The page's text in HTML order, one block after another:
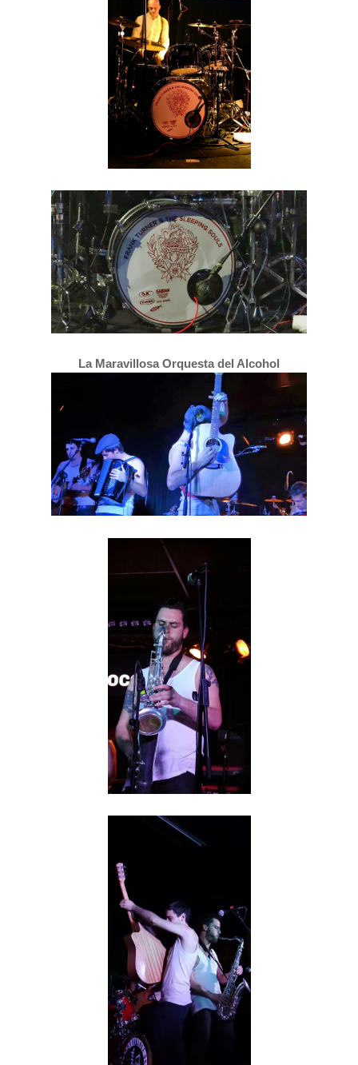
La Maravillosa Orquesta del Alcohol